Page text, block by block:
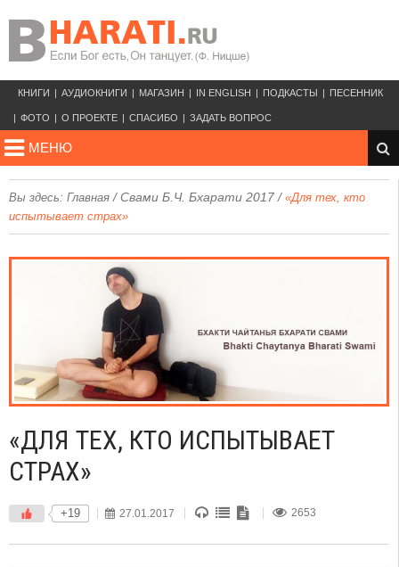
КНИГИ АУДИОКНИГИ МАГАЗИН IN ENGLISH ПОДКАСТЫ ПЕСЕННИК
ФОТО О ПРОЕКТЕ СПАСИБО ЗАДАТЬ ВОПРОС
МЕНЮ
Вы здесь: Главная /Свами Б.Ч. Бхарати 2017 / «Для тех, кто
испытывает страх»
«ДЛЯ ТЕХ, КТО ИСПЫТЫВАЕТ
СТРАХ»
+19 27.01.2017 2653